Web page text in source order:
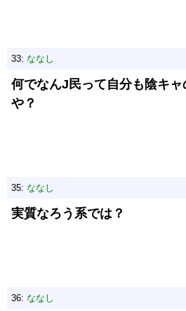
33: ななし
何でなんJ民って自分も陰キ
や？
35: ななし
実質なろう系では？
36: ななし